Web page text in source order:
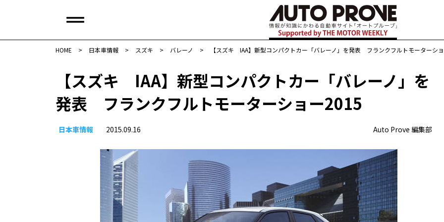
HOME > 日本車情報​ > スズキ > バレーノ > 【スズキ IAA】新型コンパクトカー「バレーノ」を発表 フランクフルトモーターシ
【スズキ IAA】新型コンパクトカー「バレーノ」を
発表 フランクフルトモーターショー2015
日本車情報​ 2015.09.16 Auto Prove 編集部